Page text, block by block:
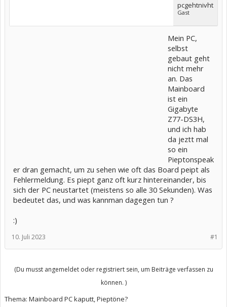
pcgehtnivht
Gast
Mein PC,
selbst
gebaut geht
nicht mehr
an. Das
Mainboard
ist ein
Gigabyte
Z77-DS3H,
und ich hab
da jeztt mal
so ein
Pieptonspeak
er dran gemacht, um zu sehen wie oft das Board peipt als
Fehlermeldung. Es piept ganz oft kurz hintereinander, bis
sich der PC neustartet (meistens so alle 30 Sekunden). Was
bedeutet das, und was kannman dagegen tun ?
:)
#1
10. Juli 2023
(Du musst angemeldet oder registriert sein, um Beiträge verfassen zu
können. )
Thema: Mainboard PC kaputt, Pieptöne?